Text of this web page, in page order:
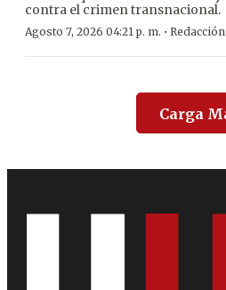
contra el crimen transnacional.
Agosto 7, 2026 04:21 p. m. ·
Carga